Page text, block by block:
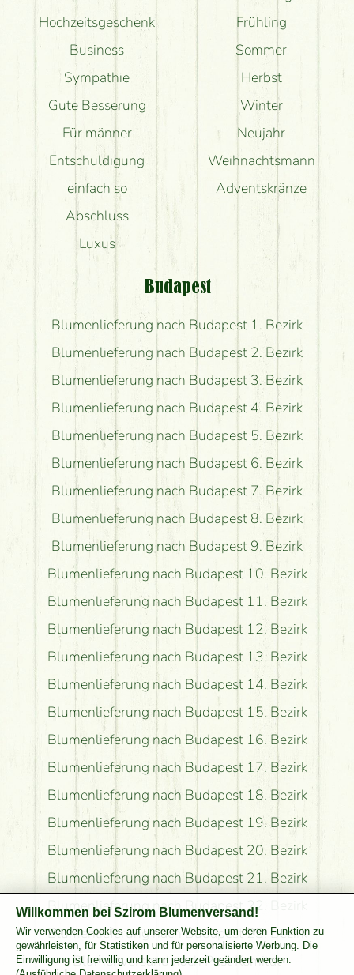
Hochzeitsgeschenk
Business
Sympathie
Gute Besserung
Für männer
Entschuldigung
einfach so
Abschluss
Luxus
Frühling
Sommer
Herbst
Winter
Neujahr
Weihnachtsmann
Adventskränze
Budapest
Blumenlieferung nach Budapest 1. Bezirk
Blumenlieferung nach Budapest 2. Bezirk
Blumenlieferung nach Budapest 3. Bezirk
Blumenlieferung nach Budapest 4. Bezirk
Blumenlieferung nach Budapest 5. Bezirk
Blumenlieferung nach Budapest 6. Bezirk
Blumenlieferung nach Budapest 7. Bezirk
Blumenlieferung nach Budapest 8. Bezirk
Blumenlieferung nach Budapest 9. Bezirk
Blumenlieferung nach Budapest 10. Bezirk
Blumenlieferung nach Budapest 11. Bezirk
Blumenlieferung nach Budapest 12. Bezirk
Blumenlieferung nach Budapest 13. Bezirk
Blumenlieferung nach Budapest 14. Bezirk
Blumenlieferung nach Budapest 15. Bezirk
Blumenlieferung nach Budapest 16. Bezirk
Blumenlieferung nach Budapest 17. Bezirk
Blumenlieferung nach Budapest 18. Bezirk
Blumenlieferung nach Budapest 19. Bezirk
Blumenlieferung nach Budapest 20. Bezirk
Blumenlieferung nach Budapest 21. Bezirk
Blumenlieferung nach Budapest 22. Bezirk
Blumenlieferung nach Budapest 23. Bezirk
Blumenversand nach Pest Komitat
Willkommen bei Szirom Blumenversand!
Wir verwenden Cookies auf unserer Website, um deren Funktion zu
gewährleisten, für Statistiken und für personalisierte Werbung. Die
Einwilligung ist freiwillig und kann jederzeit geändert werden.